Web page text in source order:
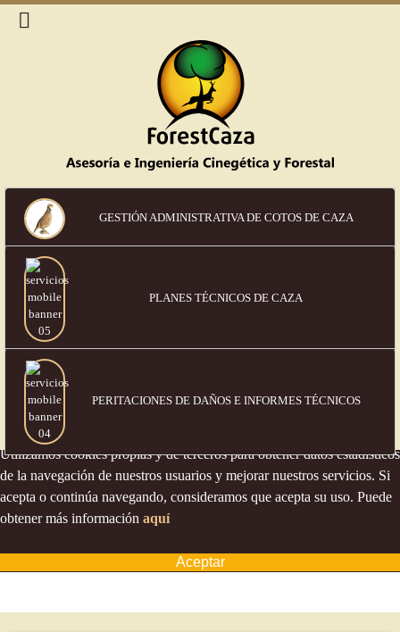
GESTIÓN ADMINISTRATIVA DE COTOS DE CAZA
PLANES TÉCNICOS DE CAZA
PERITACIONES DE DAÑOS E INFORMES TÉCNICOS
Política de cookies
Utilizamos cookies propias y de terceros para obtener datos estadísticos
de la navegación de nuestros usuarios y mejorar nuestros servicios. Si
acepta o continúa navegando, consideramos que acepta su uso. Puede
obtener más información aquí
Aceptar